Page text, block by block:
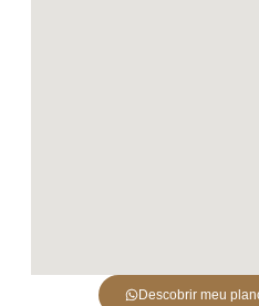
Descobrir meu